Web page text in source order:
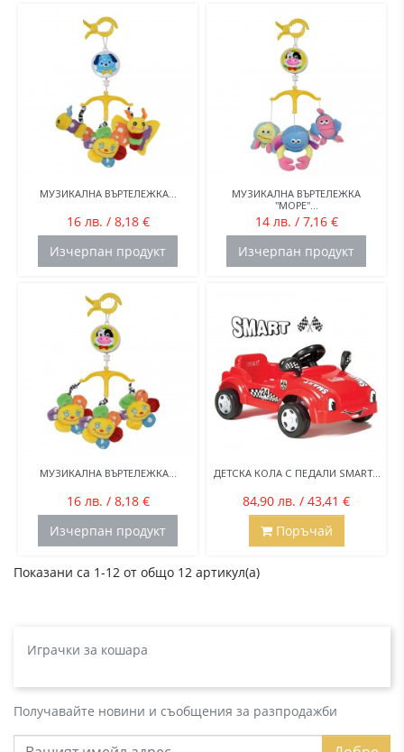
МУЗИКАЛНА ВЪРТЕЛЕЖКА...
16 лв. / 8,18 €
Изчерпан продукт
МУЗИКАЛНА ВЪРТЕЛЕЖКА
"МОРЕ"...
14 лв. / 7,16 €
Изчерпан продукт
МУЗИКАЛНА ВЪРТЕЛЕЖКА...
16 лв. / 8,18 €
Изчерпан продукт
ДЕТСКА КОЛА С ПЕДАЛИ SMART...
84,90 лв. / 43,41 €
Поръчай
Показани са 1-12 от общо 12 артикул(а)
Играчки за кошара
Получавайте новини и съобщения за разпродажби